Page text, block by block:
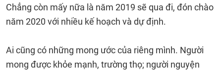
Chẳng còn mấy nữa là năm 2019 sẽ qua đi, đón chào
năm 2020 với nhiều kế hoạch và dự định.
Ai cũng có những mong ước của riêng mình. Người
mong được khỏe mạnh, trường thọ; người nguyện